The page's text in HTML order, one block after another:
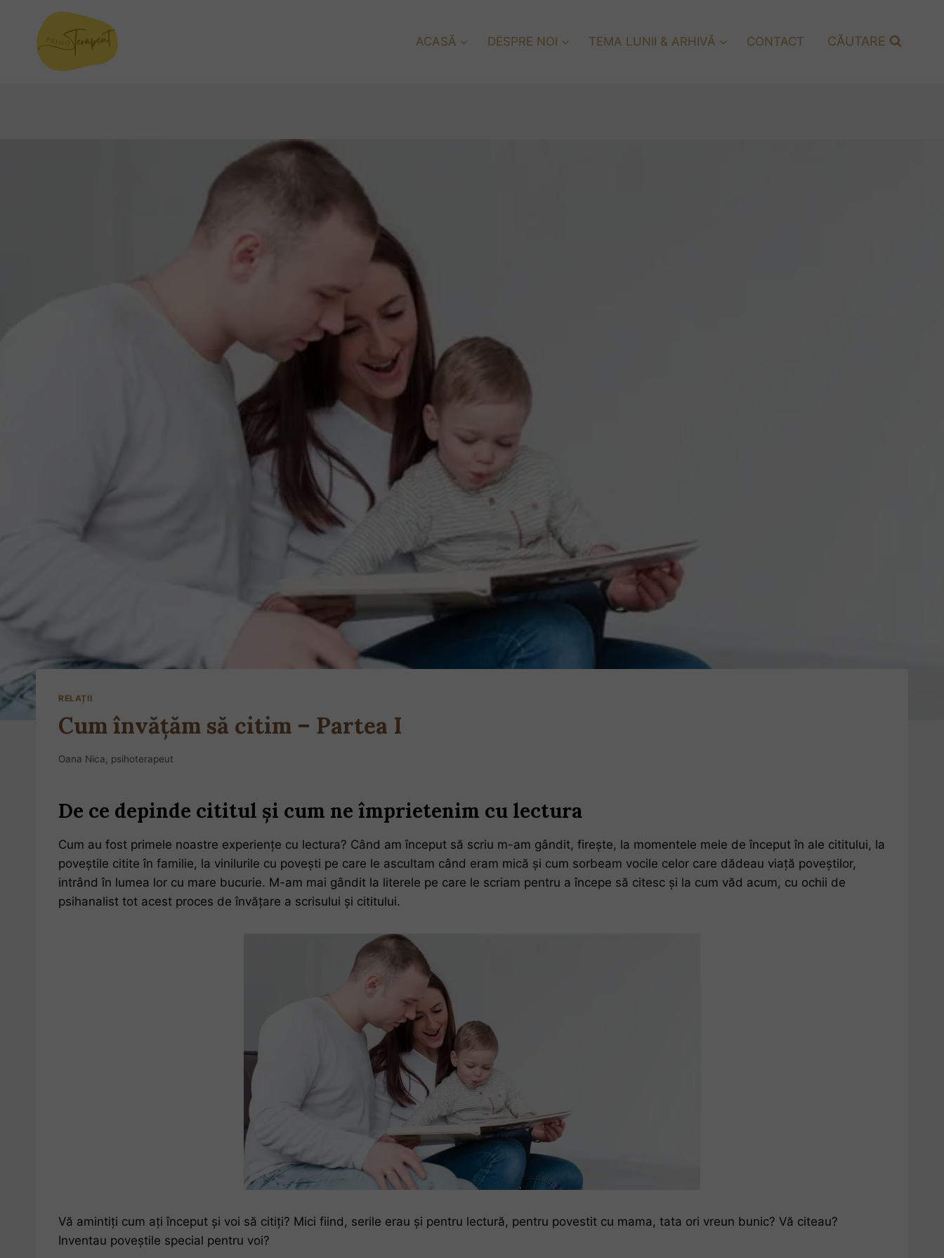
ACASĂ DESPRE NOI TEMA LUNII & ARHIVĂ CONTACT CĂUTARE
RELAȚII
Cum învățăm să citim – Partea I
Oana Nica, psihoterapeut
De ce depinde cititul și cum ne împrietenim cu lectura
Cum au fost primele noastre experiențe cu lectura? Când am început să scriu m-am gândit, firește, la momentele mele de început în ale cititului, la
poveștile citite în familie, la vinilurile cu povești pe care le ascultam când eram mică și cum sorbeam vocile celor care dădeau viață poveștilor,
intrând în lumea lor cu mare bucurie. M-am mai gândit la literele pe care le scriam pentru a începe să citesc și la cum văd acum, cu ochii de
psihanalist tot acest proces de învățare a scrisului și cititului.
Vă amintiți cum ați început și voi să citiți? Mici fiind, serile erau și pentru lectură, pentru povestit cu mama, tata ori vreun bunic? Vă citeau?
Inventau poveștile special pentru voi?